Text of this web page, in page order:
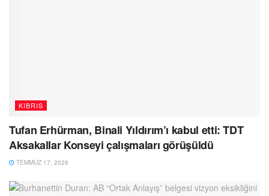
KIBRIS
Tufan Erhürman, Binali Yıldırım’ı kabul etti: TDT
Aksakallar Konseyi çalışmaları görüşüldü
TEMMUZ 17, 2026